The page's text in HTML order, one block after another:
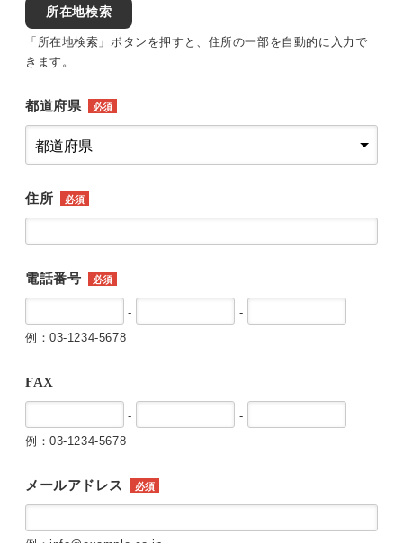
所在地検索
「所在地検索」ボタンを押すと、住所の一部を自動的に入力で
きます。
都道府県 必須
住所 必須
電話番号 必須
-
-
例：03-1234-5678
FAX
-
-
例：03-1234-5678
メールアドレス 必須